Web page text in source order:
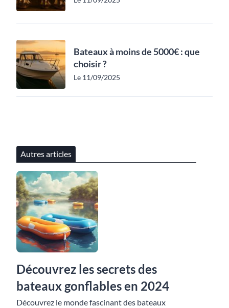
Bateaux à moins de 5000€ : que
choisir ?
Le 11/09/2025
Autres articles
Découvrez les secrets des
bateaux gonflables en 2024
Découvrez le monde fascinant des bateaux